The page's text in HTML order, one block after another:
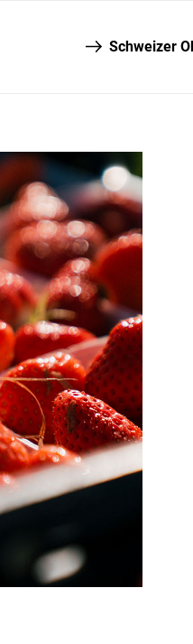
Schweizer